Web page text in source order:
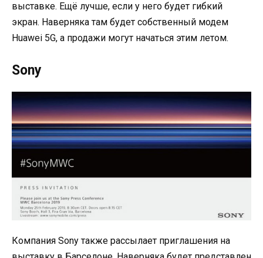
выставке. Ещё лучше, если у него будет гибкий
экран. Наверняка там будет собственный модем
Huawei 5G, а продажи могут начаться этим летом.
Sony
Компания Sony также рассылает приглашения на